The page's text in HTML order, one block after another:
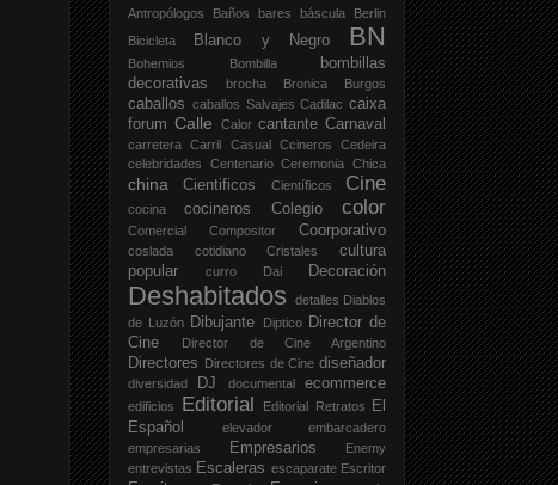
Antropólogos
Baños bares báscula
Berlin
Bicicleta
Blanco y Negro BN
Bohemios Bombilla
bombillas
decorativas
brocha Bronica Burgos
caballos caballos Salvajes Cadilac caixa
forum Calle Calor cantante Carnaval
carretera Carril Casual Ccineros
Cedeira
celebridades
Centenario Ceremonia Chica
china Cientificos Científicos Cine
cocina cocineros Colegio color
Comercial Compositor Coorporativo
coslada cotidiano Cristales
cultura
popular
curro Dai Decoración
Deshabitados detalles Diablos
de Luzón Dibujante Diptico
Director de
Cine
Director de Cine Argentino
Directores Directores de Cine diseñador
diversidad DJ documental ecommerce
edificios Editorial Editorial Retratos
El
Español
elevador
embarcadero
empresarias
Empresarios
Enemy
entrevistas Escaleras escaparate Escritor